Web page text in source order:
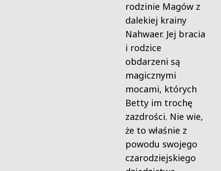
rodzinie Magów z
dalekiej krainy
Nahwaer. Jej bracia
i rodzice
obdarzeni są
magicznymi
mocami, których
Betty im trochę
zazdrości. Nie wie,
że to właśnie z
powodu swojego
czarodziejskiego